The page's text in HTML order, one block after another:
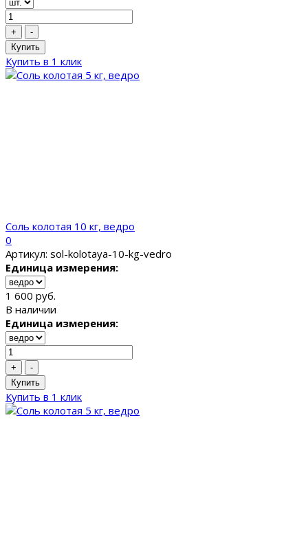
+
-
Купить
Купить в 1 клик
Соль колотая 10 кг, ведро
0
Артикул: sol-kolotaya-10-kg-vedro
Единица измерения:
1 600 руб.
В наличии
Единица измерения:
+
-
Купить
Купить в 1 клик